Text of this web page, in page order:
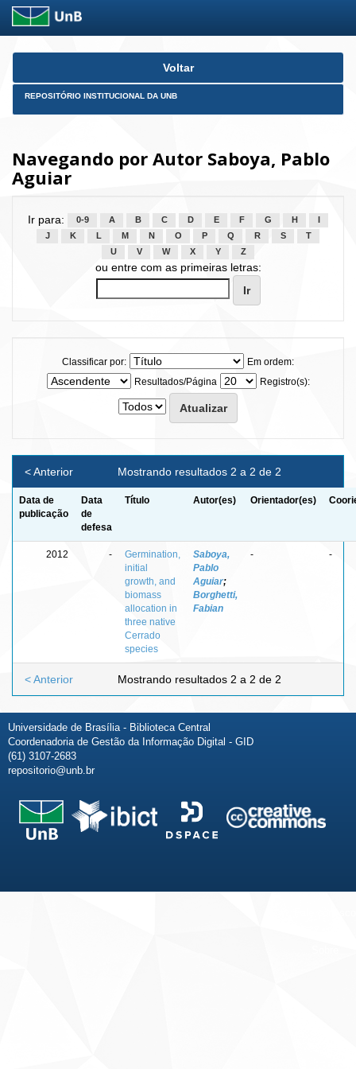
Skip
Voltar
REPOSITÓRIO INSTITUCIONAL DA UNB
Navegando por Autor Saboya, Pablo
Aguiar
Ir para: 0-9 A B C D E F G H
J
K L M N O P Q R S
T
U
V W X Y Z
ou entre com as primeiras letras:
Classificar por:
Em ordem:
Resultados/Página
Registro(s):
Mostrando resultados 2 a 2 de 2
< Anterior
Data de
publicação
Data
de
defesa
Título Autor(es) Orientador(es)
2012 -
Germination,
initial
growth, and
biomass
allocation in
three native
Cerrado
species
Saboya,
Pablo
Aguiar;
Borghetti,
Fabian
- -
Mostrando resultados 2 a 2 de 2
< Anterior
Universidade de Brasília - Biblioteca Central
Coordenadoria de Gestão da Informação Digital - GID
(61) 3107-2683
repositorio@unb.br